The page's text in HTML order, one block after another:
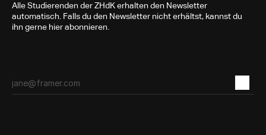
Alle Studierenden der ZHdK erhalten den Newsletter
automatisch. Falls du den Newsletter nicht erhältst, kannst du
ihn gerne hier abonnieren.